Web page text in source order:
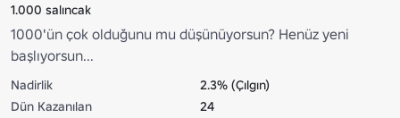
1.000 salıncak
1000'ün çok olduğunu mu düşünüyorsun? Henüz yeni
başlıyorsun...
Nadirlik
2.3% (Çılgın)
Dün Kazanılan
24